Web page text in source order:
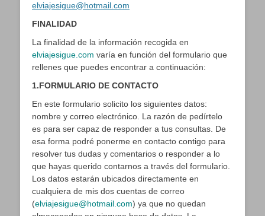
elviajesigue@hotmail.com
FINALIDAD
La finalidad de la información recogida en
elviajesigue.com varía en función del formulario que
rellenes que puedes encontrar a continuación:
1.FORMULARIO DE CONTACTO
En este formulario solicito los siguientes datos:
nombre y correo electrónico. La razón de pedírtelo
es para ser capaz de responder a tus consultas. De
esa forma podré ponerme en contacto contigo para
resolver tus dudas y comentarios o responder a lo
que hayas querido contarnos a través del formulario.
Los datos estarán ubicados directamente en
cualquiera de mis dos cuentas de correo
(elviajesigue@hotmail.com) ya que no quedan